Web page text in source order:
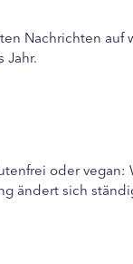
Nachrichten auf
Jahr.
oder vegan:
ändert sich